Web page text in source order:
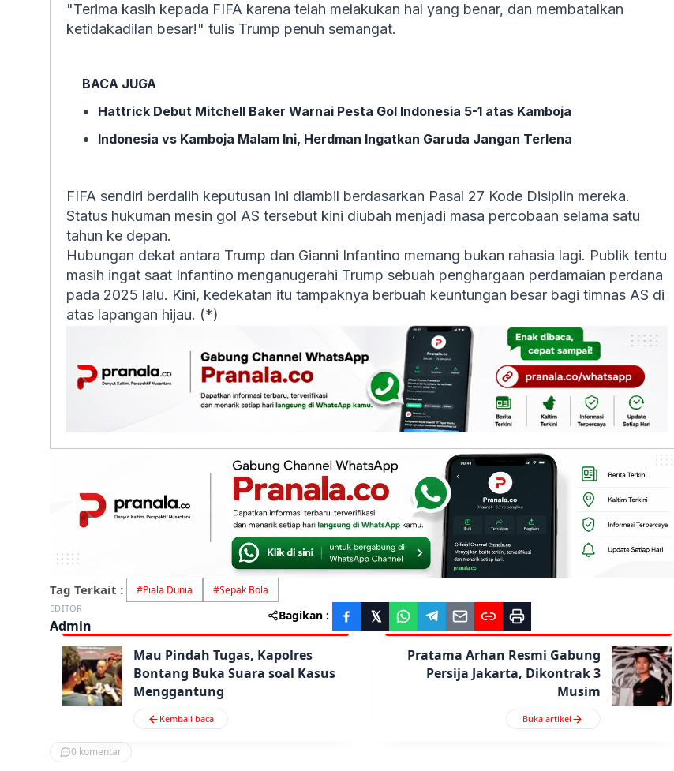
"Terima kasih kepada FIFA karena telah melakukan hal yang benar, dan membatalkan
ketidakadilan besar!" tulis Trump penuh semangat.
BACA JUGA
Hattrick Debut Mitchell Baker Warnai Pesta Gol Indonesia 5-1 atas Kamboja
Indonesia vs Kamboja Malam Ini, Herdman Ingatkan Garuda Jangan Terlena
FIFA sendiri berdalih keputusan ini diambil berdasarkan Pasal 27 Kode Disiplin mereka.
Status hukuman mesin gol AS tersebut kini diubah menjadi masa percobaan selama satu
tahun ke depan.
Hubungan dekat antara Trump dan Gianni Infantino memang bukan rahasia lagi. Publik tentu
masih ingat saat Infantino menganugerahi Trump sebuah penghargaan perdamaian perdana
pada 2025 lalu. Kini, kedekatan itu tampaknya berbuah keuntungan besar bagi timnas AS di
atas lapangan hijau. (*)
Tag Terkait : #Piala Dunia #Sepak Bola
EDITOR
Admin
Bagikan :
Mau Pindah Tugas, Kapolres
Bontang Buka Suara soal Kasus
Menggantung
Kembali baca
Pratama Arhan Resmi Gabung
Persija Jakarta, Dikontrak 3
Musim
Buka artikel
0 komentar